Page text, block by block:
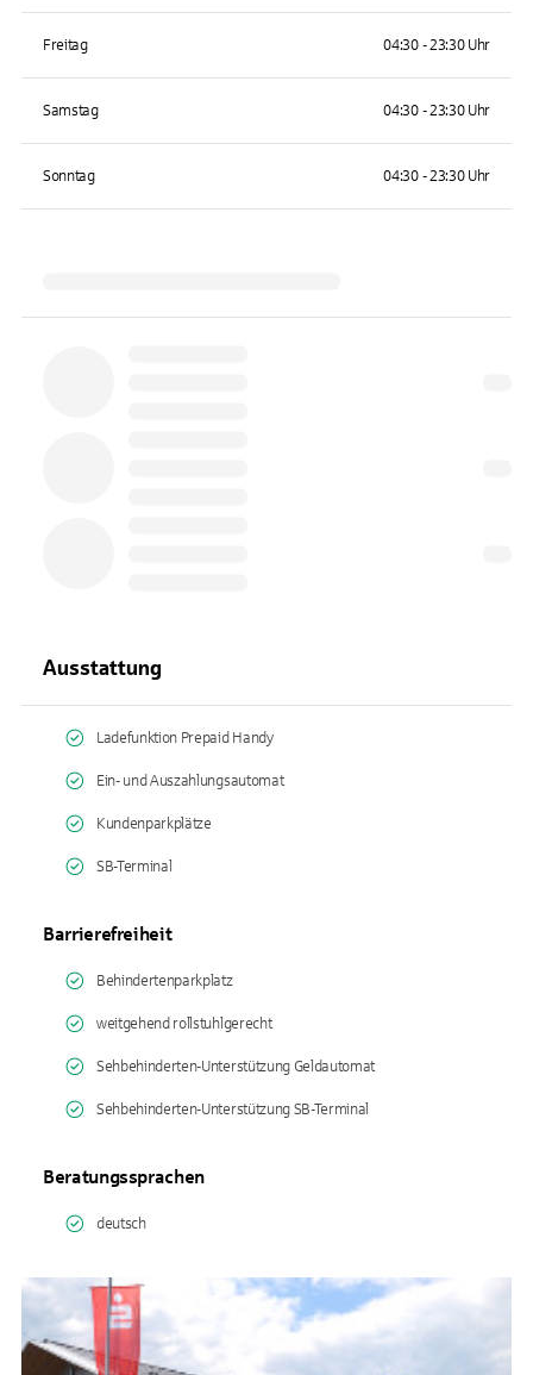
Freitag 04:30 - 23:30 Uhr
Samstag 04:30 - 23:30 Uhr
Sonntag 04:30 - 23:30 Uhr
Ausstattung
Ladefunktion Prepaid Handy
Ein- und Auszahlungsautomat
Kundenparkplätze
SB-Terminal
Barrierefreiheit
Behindertenparkplatz
weitgehend rollstuhlgerecht
Sehbehinderten-Unterstützung Geldautomat
Sehbehinderten-Unterstützung SB-Terminal
Beratungssprachen
deutsch